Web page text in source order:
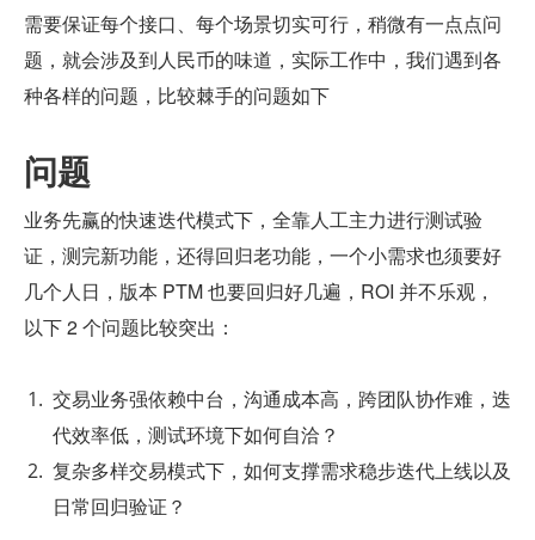
需要保证每个接口、每个场景切实可行，稍微有一点点问
题，就会涉及到人民币的味道，实际工作中，我们遇到各
种各样的问题，比较棘手的问题如下
问题
业务先赢的快速迭代模式下，全靠人工主力进行测试验
证，测完新功能，还得回归老功能，一个小需求也须要好
几个人日，版本 PTM 也要回归好几遍，ROI 并不乐观，
以下 2 个问题比较突出：
交易业务强依赖中台，沟通成本高，跨团队协作难，迭
代效率低，测试环境下如何自洽？
复杂多样交易模式下，如何支撑需求稳步迭代上线以及
日常回归验证？